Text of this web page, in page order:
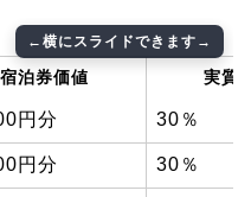
宿泊券価値 実質
円分 30％
円分 30％